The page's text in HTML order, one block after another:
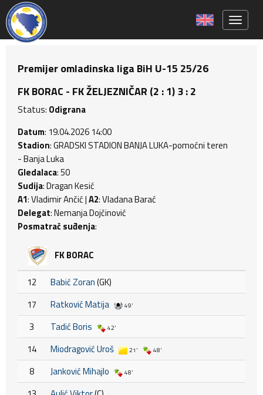
Premijer omladinska liga BiH U-15 25/26
FK BORAC - FK ŽELJEZNIČAR (2 : 1) 3 : 2
Status: Odigrana
Datum: 19.04.2026 14:00
Stadion: GRADSKI STADION BANJA LUKA-pomoćni teren
- Banja Luka
Gledalaca: 50
Sudija: Dragan Kesić
A1: Vladimir Ančić |A2: Vladana Barać
Delegat: Nemanja Dojčinović
Posmatrač suđenja:
FK BORAC
12 Babić Zoran(GK)
17
Ratković Matija 49'
3 Tadić Boris 42'
14 Miodragović Uroš 21' 48'
8 Janković Mihajlo 48'